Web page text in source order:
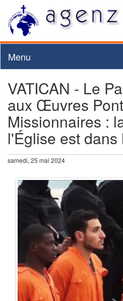
Menu
VATICAN - Le
aux Œuvres
Missionnaires :
l'Église est
samedi, 25 mai 2024